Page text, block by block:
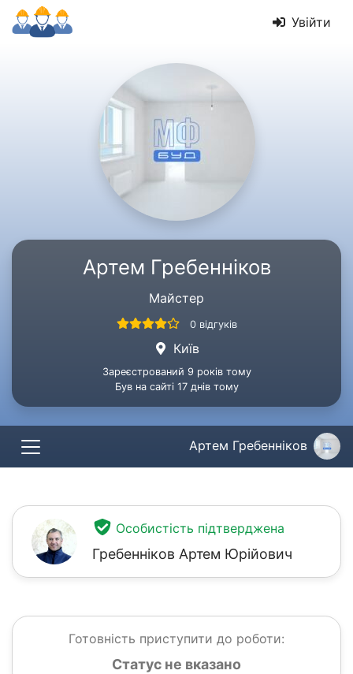
Увійти
Артем Гребенніков
Майстер
0 відгуків
Київ
Зареєстрований 9 років тому
Був на сайті 17 днів тому
Артем Гребенніков
Особистість підтверджена
Гребенніков Артем Юрійович
Готовність приступити до роботи:
Статус не вказано